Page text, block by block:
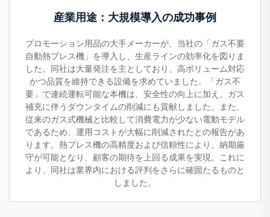
産業用途：大規模導入の成功事例
プロモーション用品の大手メーカーが、当社の「ガス不要
自動熱プレス機」を導入し、生産ラインの効率化を図りま
した。同社は大量発注を主としており、高ボリューム対応
かつ品質を維持できる設備を求めていました。「ガス不
要」で連続運転可能な本機は、安全性の向上に加え、ガス
補充に伴うダウンタイムの削減にも貢献しました。また、
従来のガス式機械と比較して消費電力が少ない電動モデル
であるため、運用コストが大幅に削減されたとの報告があ
ります。熱プレス機の高精度および信頼性により、納期厳
守が可能となり、顧客の期待を上回る成果を実現。これに
より、同社は業界内における評判をさらに確固たるものと
しました。